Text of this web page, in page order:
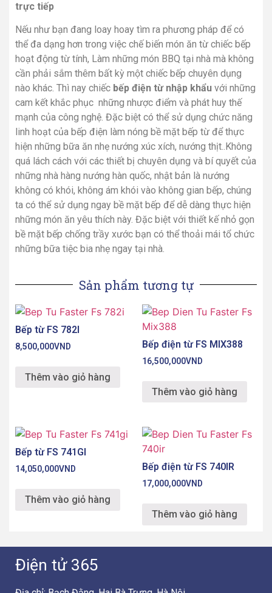
trực tiếp
Nếu như bạn đang loay hoay tìm ra phương pháp để có
thể đa dạng hơn trong việc chế biến món ăn từ chiếc bếp
hoạt động từ tính, Làm những món BBQ tại nhà mà không
cần phải sắm thêm bất kỳ một chiếc bếp chuyên dụng
nào khác. Thì nay chiếc bếp điện từ nhập khẩu với những
cam kết khắc phục những nhược điểm và phát huy thế
mạnh của công nghệ. Đặc biệt có thể sử dụng chức năng
linh hoạt của bếp điện làm nóng bề mặt bếp từ để thực
hiện những bữa ăn nhẹ nướng xúc xích, nướng thịt..Không
quá lách cách với các thiết bị chuyên dụng và bí quyết của
những nhà hàng nướng hàn quốc, nhật bản là nướng
không có khói, không ám khói vào không gian bếp, chúng
ta có thể sử dụng ngay bề mặt bếp để dễ dàng thực hiện
những món ăn yêu thích này. Đặc biệt với thiết kế nhỏ gọn
bề mặt bếp chống trầy xước bạn có thể thoải mái tổ chức
những bữa tiệc bia nhẹ ngay tại nhà.
Sản phẩm tương tự
Bếp từ FS 782I
8,500,000VND
Thêm vào giỏ hàng
Bếp điện từ FS MIX388
16,500,000VND
Thêm vào giỏ hàng
Bếp từ FS 741GI
14,050,000VND
Thêm vào giỏ hàng
Bếp điện từ FS 740IR
17,000,000VND
Thêm vào giỏ hàng
Điện tử 365